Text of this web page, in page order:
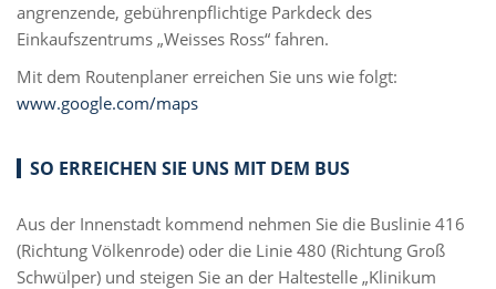
angrenzende, gebührenpflichtige Parkdeck des
Einkaufszentrums „Weisses Ross“ fahren.
Mit dem Routenplaner erreichen Sie uns wie folgt:
www.google.com/maps
SO ERREICHEN SIE UNS MIT DEM BUS
Aus der Innenstadt kommend nehmen Sie die Buslinie 416
(Richtung Völkenrode) oder die Linie 480 (Richtung Groß
Schwülper) und steigen Sie an der Haltestelle „Klinikum